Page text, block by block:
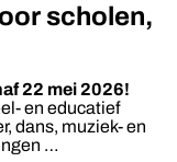
scholen,
22 mei 2026!
en educatief
dans, muziek- en
…